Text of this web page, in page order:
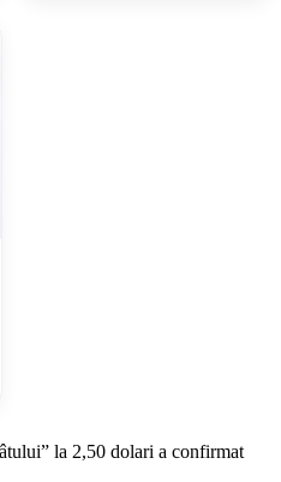
la 2,50 dolari a confirmat